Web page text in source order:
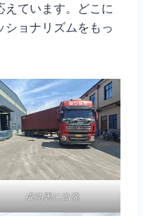
えています。どこに
ショナリズムをもっ
成功裏に出発